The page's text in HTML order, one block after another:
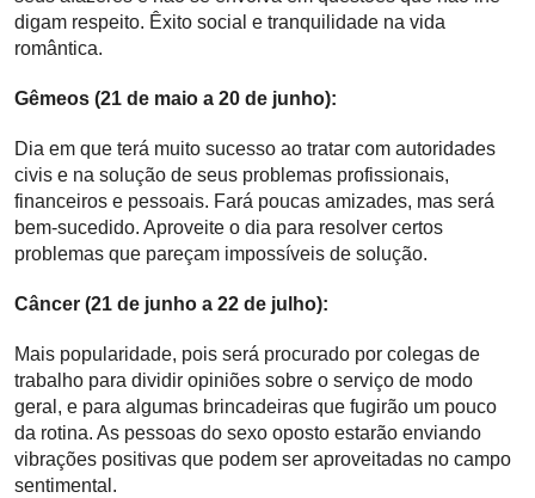
digam respeito. Êxito social e tranquilidade na vida
romântica.
Gêmeos (21 de maio a 20 de junho):
Dia em que terá muito sucesso ao tratar com autoridades
civis e na solução de seus problemas profissionais,
financeiros e pessoais. Fará poucas amizades, mas será
bem-sucedido. Aproveite o dia para resolver certos
problemas que pareçam impossíveis de solução.
Câncer (21 de junho a 22 de julho):
Mais popularidade, pois será procurado por colegas de
trabalho para dividir opiniões sobre o serviço de modo
geral, e para algumas brincadeiras que fugirão um pouco
da rotina. As pessoas do sexo oposto estarão enviando
vibrações positivas que podem ser aproveitadas no campo
sentimental.